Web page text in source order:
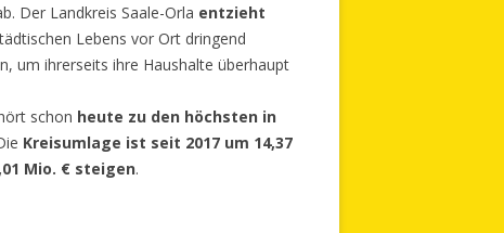
Der Landkreis Saale-Orla entzieht
Lebens vor Ort dringend
um ihrerseits ihre Haushalte überhaupt
schon heute zu den höchsten in
Kreisumlage ist seit 2017 um 14,37
Mio. € steigen.